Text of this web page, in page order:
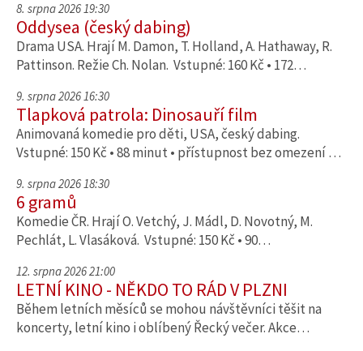
8. srpna 2026 19:30
Oddysea (český dabing)
Drama USA. Hrají M. Damon, T. Holland, A. Hathaway, R.
Pattinson. Režie Ch. Nolan. Vstupné: 160 Kč • 172…
9. srpna 2026 16:30
Tlapková patrola: Dinosauří film
Animovaná komedie pro děti, USA, český dabing.
Vstupné: 150 Kč • 88 minut • přístupnost bez omezení …
9. srpna 2026 18:30
6 gramů
Komedie ČR. Hrají O. Vetchý, J. Mádl, D. Novotný, M.
Pechlát, L. Vlasáková. Vstupné: 150 Kč • 90…
12. srpna 2026 21:00
LETNÍ KINO - NĚKDO TO RÁD V PLZNI
Během letních měsíců se mohou návštěvníci těšit na
koncerty, letní kino i oblíbený Řecký večer. Akce…